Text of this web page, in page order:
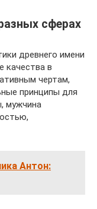
сферах
древнего имени
качества в
чертам,
принципы для
мужчина
Антон: